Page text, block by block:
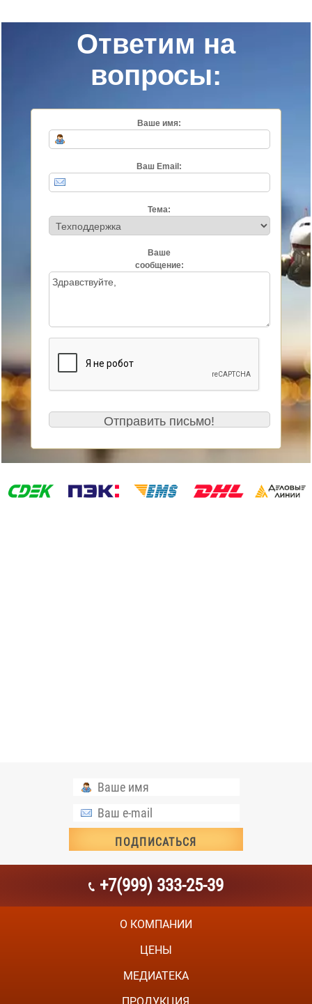
Ответим на
вопросы:
Ваше имя:
Ваш Email:
Тема:
Ваше
сообщение:
+7(999) 333-25-39
О КОМПАНИИ
ЦЕНЫ
МЕДИАТЕКА